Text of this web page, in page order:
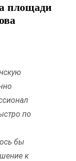
площади
по
бы
к